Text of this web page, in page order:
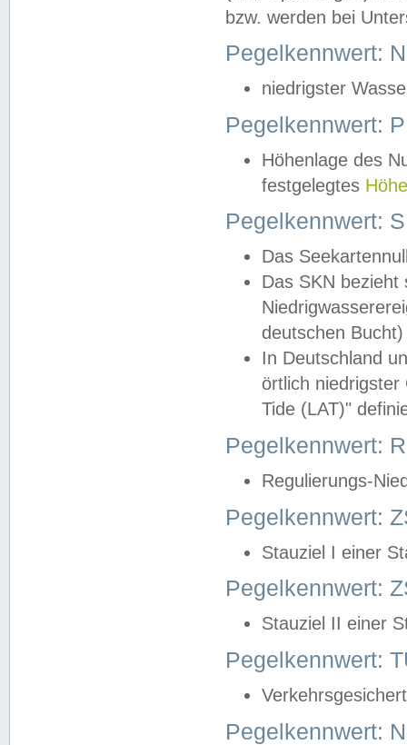
bzw. werden bei
Pegelkennwert:
niedrigster
Pegelkennwert:
Höhenlage des
festgelegtes
Pegelkennwert:
Das
Das SKN
deutschen
In Deutschland
örtlich
Tide (LAT)"
Pegelkennwert:
Regulierungs-
Pegelkennwert:
Stauziel I einer
Pegelkennwert:
Stauziel II einer
Pegelkennwert:
Pegelkennwert: